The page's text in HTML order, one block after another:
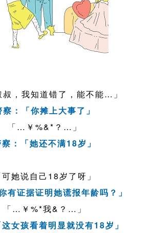
叔，我知道错了，能不能…」
察：「你摊上大事了」
「…￥%&*？…」
：「她还不满18岁」
可她说自己18岁了呀」
有证据证明她谎报年龄吗？」
「…￥%*我&？…」
女孩看着明显就没有18岁」